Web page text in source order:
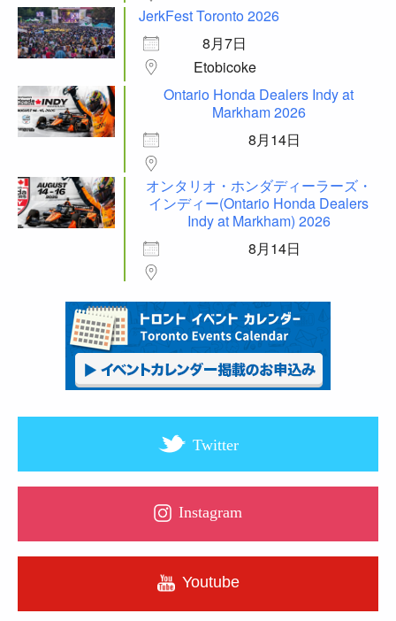
JerkFest Toronto 2026
8月7日
Etobicoke
Ontario Honda Dealers Indy at
Markham 2026
8月14日
オンタリオ・ホンダディーラーズ・
インディー(Ontario Honda Dealers
Indy at Markham) 2026
8月14日
Twitter
Instagram
Youtube